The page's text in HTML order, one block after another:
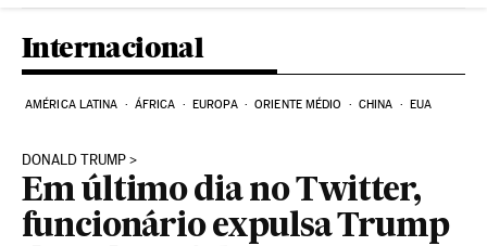
Internacional
AMÉRICA LATINA ÁFRICA EUROPA ORIENTE MÉDIO CHINA EUA
DONALD TRUMP
Em último dia no Twitter,
funcionário expulsa Trump